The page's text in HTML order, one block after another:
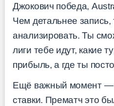
Джокович победа,
Чем детальнее
анализировать. Ты
лиги тебе идут, какие
прибыль, а где ты
Ещё важный момент —
ставки. Прематч это